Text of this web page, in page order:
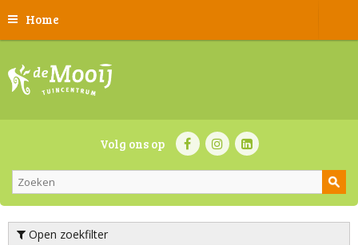
Home
Volg ons op
Open zoekfilter